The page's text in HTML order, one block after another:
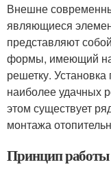
Внешне
являющиеся
представляют
формы, имеющий на
решетку.
наиболее удачных
этом существует
монтажа
Принцип работы